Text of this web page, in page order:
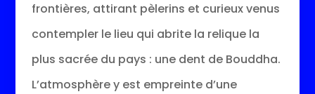
frontières, attirant pèlerins et curieux venus
contempler le lieu qui abrite la relique la
plus sacrée du pays : une dent de Bouddha.
L’atmosphère y est empreinte d’une